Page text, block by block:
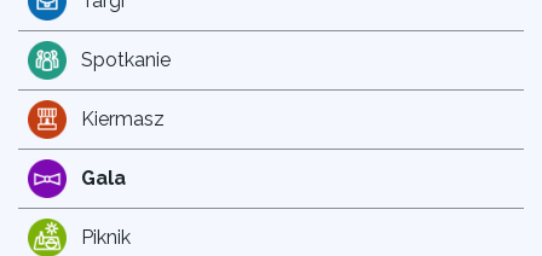
Spotkanie
Kiermasz
Gala
Piknik